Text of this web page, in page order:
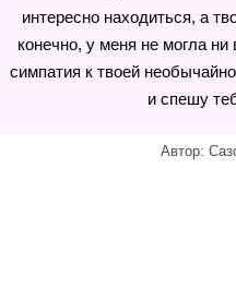
интересно находиться, а
конечно, у меня не могла ни
симпатия к твоей
и спешу
Автор: